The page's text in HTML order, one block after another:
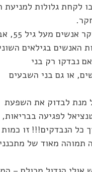
לקחת גלולות למניעת
כן נכללו
האנשים בגילאים
נבדקו רק בני
או גם בני השבעים
מנת לבדוק את השפעת
לפגיעה
מתוך כל הנבדקים!!! זו
תמוהה מאוד של מתכנני